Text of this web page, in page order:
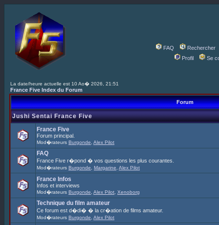
FAQ
Rechercher
Profil
Se
La date/heure actuelle est 10 Ao� 2026, 21:51
France Five Index du Forum
Forum
Jushi Sentai France Five
France Five
Forum principal.
Mod�rateurs Burgonde Alex Pilot
FAQ
France Five r�pond � vos questions les plus courantes.
Mod�rateurs Burgonde Margarine Alex Pilot
France Infos
Infos et interviews
Mod�rateurs Burgonde Alex Pilot Xenoborg
Technique du film amateur
Ce forum est d�di� � la cr�ation de films amateur.
Mod�rateurs Burgonde Alex Pilot